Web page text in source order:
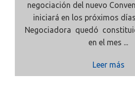
negociación del nuevo
iniciará en los próximos
Negociadora quedó
en el mes ...
Leer más